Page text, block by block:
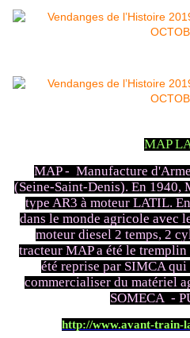
MAP
MAP - Manufacture
(Seine-Saint-Denis). En 1940,
type AR3 à moteur LATIL.
dans le monde agricole avec
moteur diesel 2 temps, 2
tracteur MAP a été le tremplin
été reprise par SIMCA
commercialiser du matériel
SOMECA -
http://www.avant-train-